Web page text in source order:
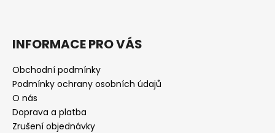
INFORMACE PRO VÁS
Obchodní podmínky
Podmínky ochrany osobních údajů
O nás
Doprava a platba
Zrušení objednávky